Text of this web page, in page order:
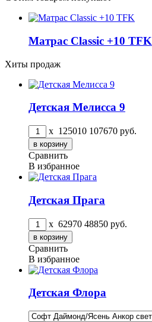
Матрас Classic +10 TFK
Хиты продаж
Детская Мелисса 9
x 125010 107670 руб.
Сравнить
В избранное
Детская Прага
x 62970 48850 руб.
Сравнить
В избранное
Детская Флора